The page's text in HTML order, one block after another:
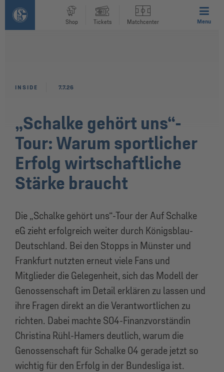
Shop Tickets Matchcenter Menu
„Schalke gehört uns“-
Tour: Warum sportlicher
Erfolg wirtschaftliche
Stärke braucht
Die „Schalke gehört uns“-Tour der Auf Schalke
eG zieht erfolgreich weiter durch Königsblau-
Deutschland. Bei den Stopps in Münster und
Frankfurt nutzten erneut viele Fans und
Mitglieder die Gelegenheit, sich das Modell der
Genossenschaft im Detail erklären zu lassen und
ihre Fragen direkt an die Verantwortlichen zu
richten. Dabei machte S04-Finanzvorständin
Christina Rühl-Hamers deutlich, warum die
Genossenschaft für Schalke 04 gerade jetzt so
wichtig für den Erfolg in der Bundesliga ist.
INSIDE 7.7.26